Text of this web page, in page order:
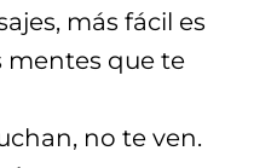
más fácil es
mentes que te
no te ven.